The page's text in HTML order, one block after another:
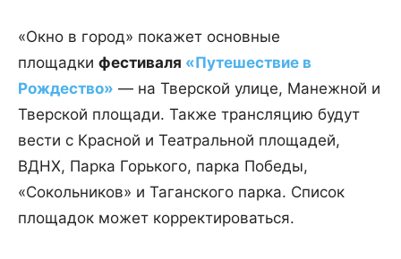
«Окно в город» покажет основные
площадки фестиваля «Путешествие в
Рождество» — на Тверской улице, Манежной и
Тверской площади. Также трансляцию будут
вести с Красной и Театральной площадей,
ВДНХ, Парка Горького, парка Победы,
«Сокольников» и Таганского парка. Список
площадок может корректироваться.